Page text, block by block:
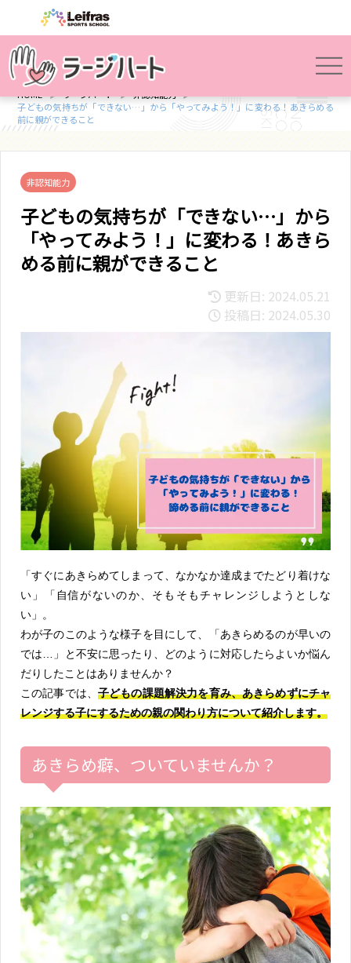
HOME ラージハート
非認知能力
子どもの気持ちが「できない…」から「やってみよう！」に変わる！あきらめる
前に親ができること
非認知能力
子どもの気持ちが「できない…」から
「やってみよう！」に変わる！あきら
める前に親ができること
更新日: 2024.05.21
投稿日: 2024.05.30
「すぐにあきらめてしまって、なかなか達成までたどり着けな
い」「自信がないのか、そもそもチャレンジしようとしな
い」。
わが子のこのような様子を目にして、「あきらめるのが早いの
では…」と不安に思ったり、どのように対応したらよいか悩ん
だりしたことはありませんか？
この記事では、子どもの課題解決力を育み、あきらめずにチャ
レンジする子にするための親の関わり方について紹介します。
あきらめ癖、ついていませんか？